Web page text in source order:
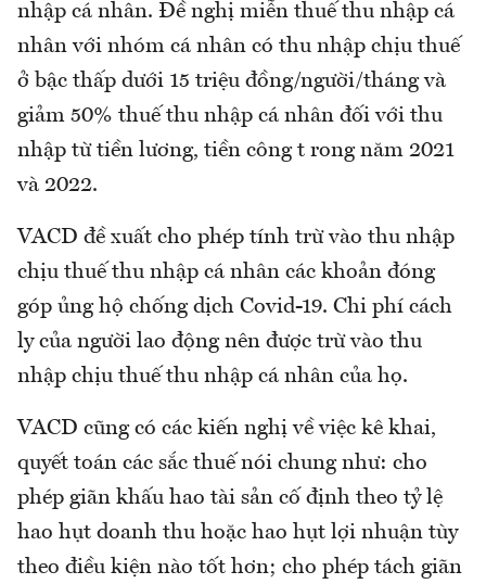
nhập cá nhân. Đề nghị miễn thuế thu nhập cá
nhân với nhóm cá nhân có thu nhập chịu thuế
ở bậc thấp dưới 15 triệu đồng/người/tháng và
giảm 50% thuế thu nhập cá nhân đối với thu
nhập từ tiền lương, tiền công t rong năm 2021
và 2022.
VACD đề xuất cho phép tính trừ vào thu nhập
chịu thuế thu nhập cá nhân các khoản đóng
góp ủng hộ chống dịch Covid-19. Chi phí cách
ly của người lao động nên được trừ vào thu
nhập chịu thuế thu nhập cá nhân của họ.
VACD cũng có các kiến nghị về việc kê khai,
quyết toán các sắc thuế nói chung như: cho
phép giãn khấu hao tài sản cố định theo tỷ lệ
hao hụt doanh thu hoặc hao hụt lợi nhuận tùy
theo điều kiện nào tốt hơn; cho phép tách giãn